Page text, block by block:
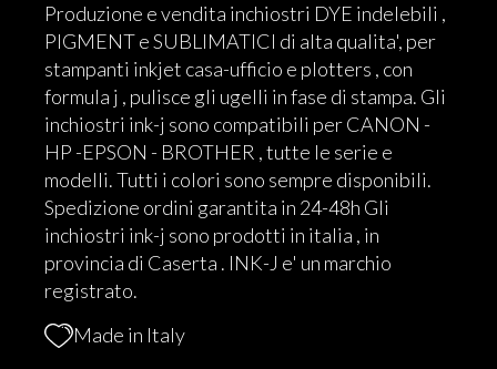
Produzione e vendita inchiostri DYE indelebili ,
PIGMENT e SUBLIMATICI di alta qualita', per
stampanti inkjet casa-ufficio e plotters , con
formula j , pulisce gli ugelli in fase di stampa. Gli
inchiostri ink-j sono compatibili per CANON -
HP -EPSON - BROTHER , tutte le serie e
modelli. Tutti i colori sono sempre disponibili.
Spedizione ordini garantita in 24-48h Gli
inchiostri ink-j sono prodotti in italia , in
provincia di Caserta . INK-J e' un marchio
registrato.
Made in Italy